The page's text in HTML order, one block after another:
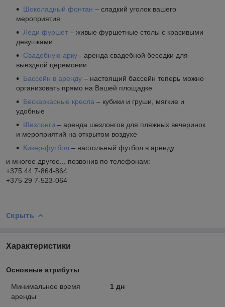
Шоколадный фонтан – сладкий уголок вашего
мероприятия
Леди фуршет – живые фуршетные столы с красивыми
девушками
Свадебную арку - аренда свадебной беседки для
выездной церемонии
Бассейн в аренду – настоящий бассейн теперь можно
организовать прямо на Вашей площадке
Бескаркасные кресла – кубики и груши, мягкие и
удобные
Шезлонги – аренда шезлонгов для пляжных вечеринок
и мероприятий на открытом воздухе
Кикер-футбол – настольный футбол в аренду
и многое другое... позвонив по телефонам:
+375 44 7-864-864
+375 29 7-523-064
Скрыть
Характеристики
Основные атрибуты
Минимальное время
аренды
1 дн